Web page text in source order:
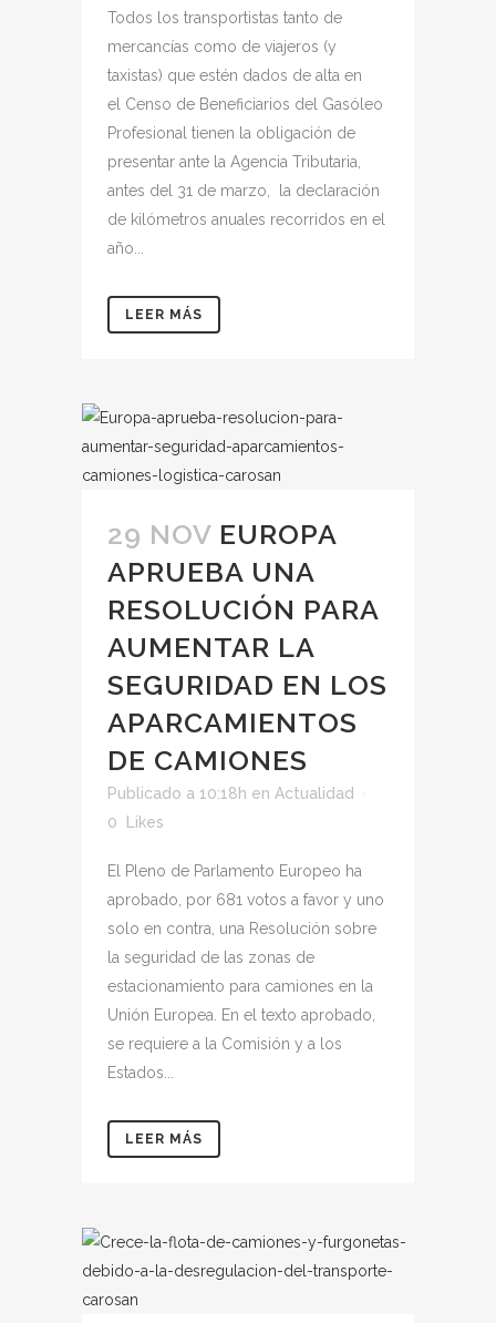
Todos los transportistas tanto de
mercancías como de viajeros (y
taxistas) que estén dados de alta en
el Censo de Beneficiarios del Gasóleo
Profesional tienen la obligación de
presentar ante la Agencia Tributaria,
antes del 31 de marzo, la declaración
de kilómetros anuales recorridos en el
año...
LEER MÁS
29 NOV EUROPA
APRUEBA UNA
RESOLUCIÓN PARA
AUMENTAR LA
SEGURIDAD EN LOS
APARCAMIENTOS
DE CAMIONES
Publicado a 10:18h en Actualidad
0
Likes
El Pleno de Parlamento Europeo ha
aprobado, por 681 votos a favor y uno
solo en contra, una Resolución sobre
la seguridad de las zonas de
estacionamiento para camiones en la
Unión Europea. En el texto aprobado,
se requiere a la Comisión y a los
Estados...
LEER MÁS